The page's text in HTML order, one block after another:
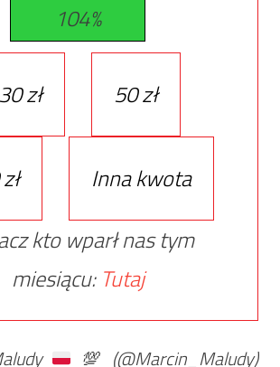
104%
30 zł 50 zł
Inna kwota
kto wparł nas tym
miesiącu: Tutaj
💯 (@Marcin_Maludy)